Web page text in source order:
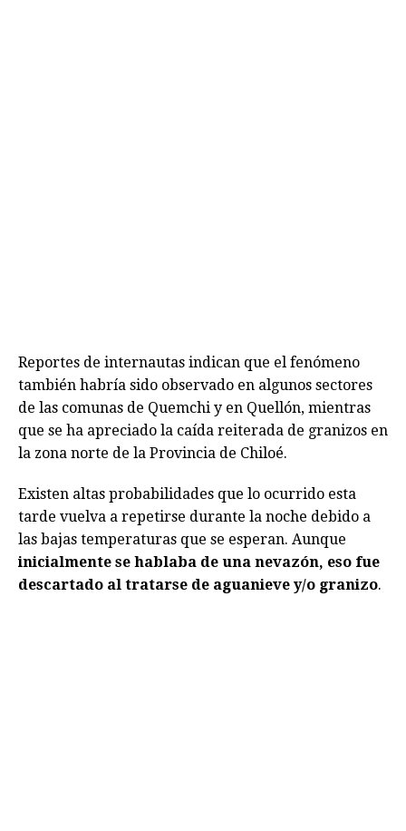
Reportes de internautas indican que el fenómeno
también habría sido observado en algunos sectores
de las comunas de Quemchi y en Quellón, mientras
que se ha apreciado la caída reiterada de granizos en
la zona norte de la Provincia de Chiloé.
Existen altas probabilidades que lo ocurrido esta
tarde vuelva a repetirse durante la noche debido a
las bajas temperaturas que se esperan. Aunque
inicialmente se hablaba de una nevazón, eso fue
descartado al tratarse de aguanieve y/o granizo.